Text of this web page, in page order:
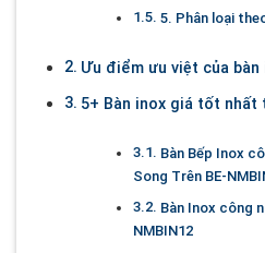
5. Phân loại
Ưu điểm ưu việt của bàn
5+ Bàn inox giá tốt nhất
Bàn Bếp Inox
Song Trên BE-
Bàn Inox công
NMBIN12